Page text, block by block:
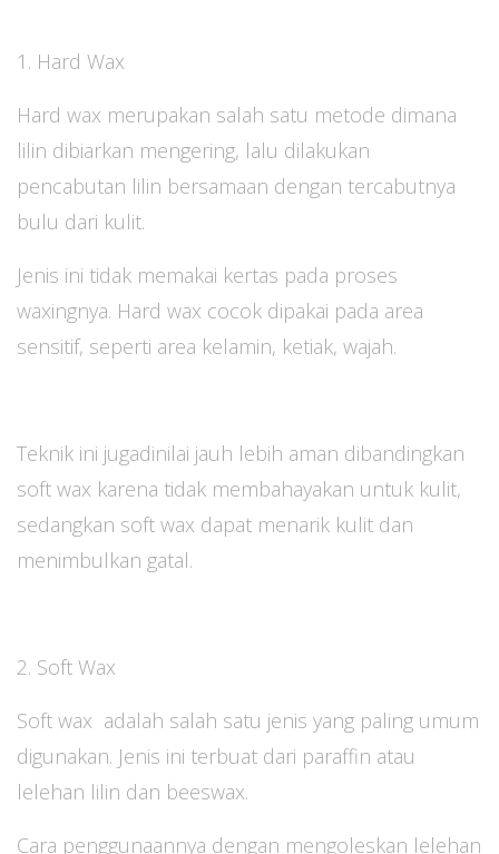
1. Hard Wax
Hard wax merupakan salah satu metode dimana
lilin dibiarkan mengering, lalu dilakukan
pencabutan lilin bersamaan dengan tercabutnya
bulu dari kulit.
Jenis ini tidak memakai kertas pada proses
waxingnya. Hard wax cocok dipakai pada area
sensitif, seperti area kelamin, ketiak, wajah.
Teknik ini jugadinilai jauh lebih aman dibandingkan
soft wax karena tidak membahayakan untuk kulit,
sedangkan soft wax dapat menarik kulit dan
menimbulkan gatal.
2. Soft Wax
Soft wax adalah salah satu jenis yang paling umum
digunakan. Jenis ini terbuat dari paraffin atau
lelehan lilin dan beeswax.
Cara penggunaannya dengan mengoleskan lelehan